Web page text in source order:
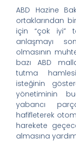
ABD Hazine
ortaklarından
için “çok iyi”
anlaşmayı
olmasının
bazı ABD
tutma
isteğinin
yönetiminin
yabancı
hafifleterek
harekete
almasına